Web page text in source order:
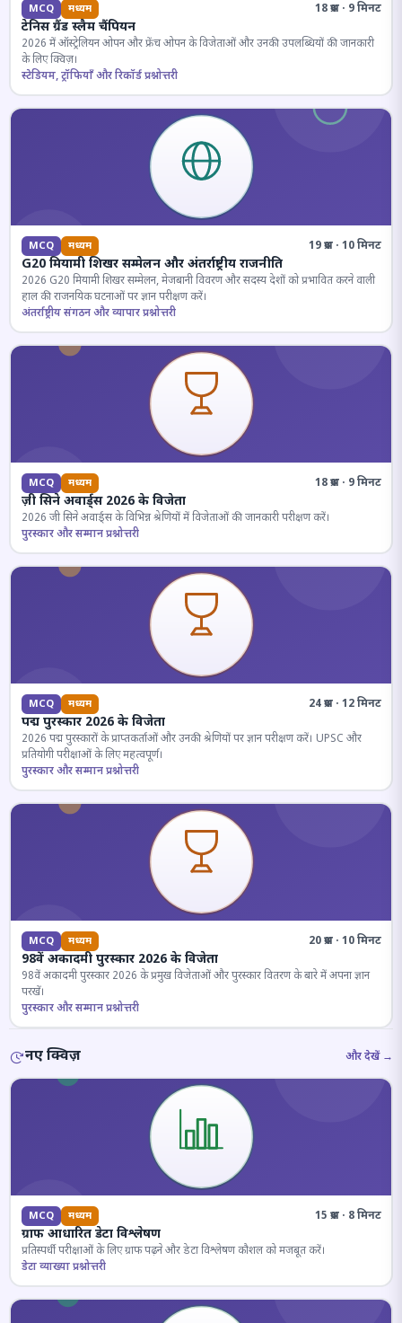
MCQ मध्यम 18 प्रश्न · 9 मिनट
टेनिस ग्रैंड स्लैम चैंपियन
2026 में ऑस्ट्रेलियन ओपन और फ्रेंच ओपन के विजेताओं और उनकी उपलब्धियों की जानकारी
के लिए क्विज़।
स्टेडियम, ट्रॉफियाँ और रिकॉर्ड प्रश्नोत्तरी
MCQ मध्यम 19 प्रश्न · 10 मिनट
G20 मियामी शिखर सम्मेलन और अंतर्राष्ट्रीय राजनीति
2026 G20 मियामी शिखर सम्मेलन, मेजबानी विवरण और सदस्य देशों को प्रभावित करने वाली
हाल की राजनयिक घटनाओं पर ज्ञान परीक्षण करें।
अंतर्राष्ट्रीय संगठन और व्यापार प्रश्नोत्तरी
MCQ मध्यम 18 प्रश्न · 9 मिनट
ज़ी सिने अवार्ड्स 2026 के विजेता
2026 जी सिने अवार्ड्स के विभिन्न श्रेणियों में विजेताओं की जानकारी परीक्षण करें।
पुरस्कार और सम्मान प्रश्नोत्तरी
MCQ मध्यम 24 प्रश्न · 12 मिनट
पद्म पुरस्कार 2026 के विजेता
2026 पद्म पुरस्कारों के प्राप्तकर्ताओं और उनकी श्रेणियों पर ज्ञान परीक्षण करें। UPSC और
प्रतियोगी परीक्षाओं के लिए महत्वपूर्ण।
पुरस्कार और सम्मान प्रश्नोत्तरी
MCQ मध्यम 20 प्रश्न · 10 मिनट
98वें अकादमी पुरस्कार 2026 के विजेता
98वें अकादमी पुरस्कार 2026 के प्रमुख विजेताओं और पुरस्कार वितरण के बारे में अपना ज्ञान
परखें।
पुरस्कार और सम्मान प्रश्नोत्तरी
नए क्विज़ और देखें →
MCQ मध्यम 15 प्रश्न · 8 मिनट
ग्राफ आधारित डेटा विश्लेषण
प्रतिस्पर्धी परीक्षाओं के लिए ग्राफ पढ़ने और डेटा विश्लेषण कौशल को मजबूत करें।
डेटा व्याख्या प्रश्नोत्तरी